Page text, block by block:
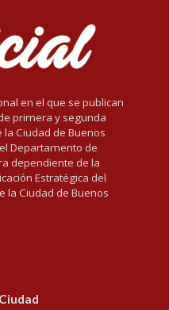
en el que se publican
primera y segunda
la Ciudad de Buenos
Departamento de
dependiente de la
Estratégica del
la Ciudad de Buenos